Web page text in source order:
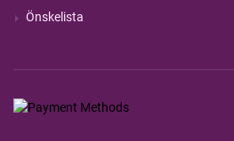
Önskelista